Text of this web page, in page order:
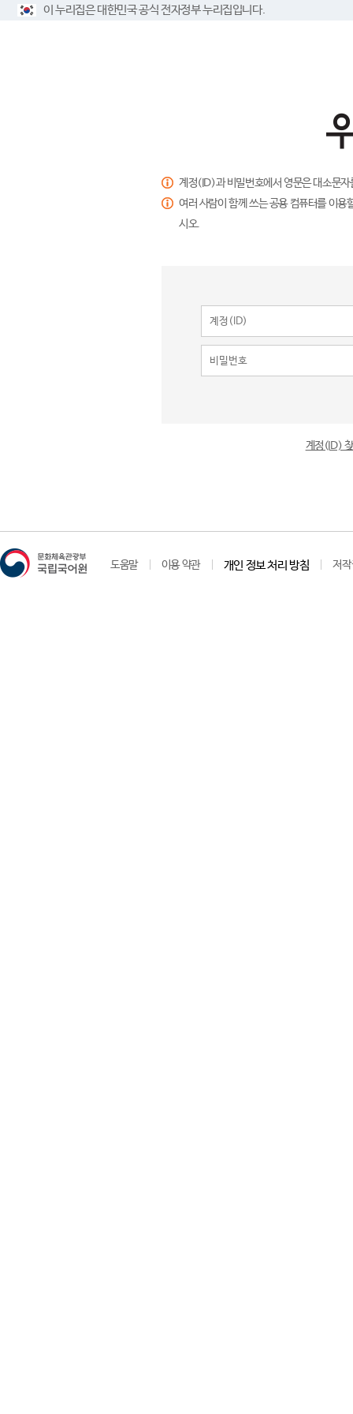
이 누리집은 대한민국 공식 전자정부 누리집입니다.
계정(ID)과 비밀번호에서 영문은 대소문
여러 사람이 함께 쓰는 공용 컴퓨터를 이
시오.
계정(ID)
도움말 이용 약관 개인 정보 처리 방침 저